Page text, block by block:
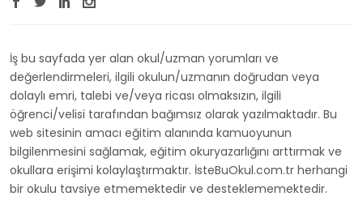
İş bu sayfada yer alan okul/uzman yorumları ve
değerlendirmeleri, ilgili okulun/uzmanın doğrudan veya
dolaylı emri, talebi ve/veya ricası olmaksızın, ilgili
öğrenci/velisi tarafından bağımsız olarak yazılmaktadır. Bu
web sitesinin amacı eğitim alanında kamuoyunun
bilgilenmesini sağlamak, eğitim okuryazarlığını arttırmak ve
okullara erişimi kolaylaştırmaktır. İsteBuOkul.com.tr herhangi
bir okulu tavsiye etmemektedir ve desteklememektedir.